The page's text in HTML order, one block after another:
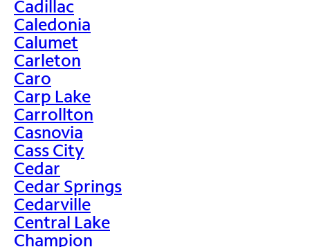
Cadillac
Caledonia
Calumet
Carleton
Caro
Carp Lake
Carrollton
Casnovia
Cass City
Cedar
Cedar Springs
Cedarville
Central Lake
Champion